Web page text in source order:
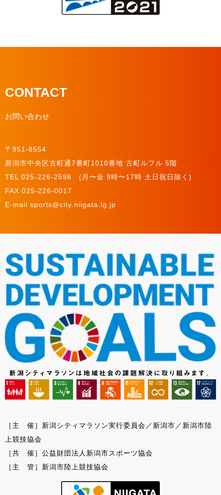
CONTACT
お問い合わせ
〒951-8554
新潟市中央区古町通7番町1010番地 古町ルフル 5階
TEL 025-226-2598 (月〜金 9時〜17時 土日祝日除く)
FAX 025-226-0017
E-mail sports@city.niigata.lg.jp
［主 催］新潟シティマラソン実行委員会／新潟市／新潟市陸
上競技協会
［共 催］公益財団法人新潟市スポーツ協会
［主 管］新潟市陸上競技協会